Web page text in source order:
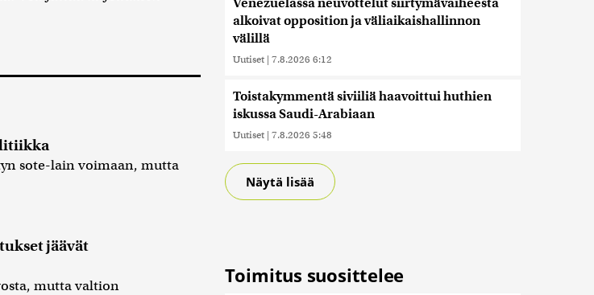
sote-lain voimaan, mutta
jäävät
mutta valtion
Venezuelassa neuvottelut siirtymävaiheesta
alkoivat opposition ja väliaikaishallinnon
välillä
Uutiset | 7.8.2026 6:12
Toistakymmentä siviiliä haavoittui huthien
iskussa Saudi-Arabiaan
Uutiset | 7.8.2026 5:48
Näytä lisää
Toimitus suosittelee